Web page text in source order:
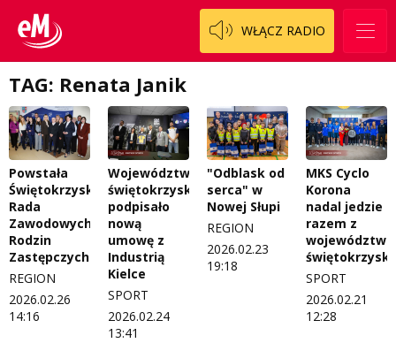
WŁĄCZ RADIO
TAG: Renata Janik
Powstała
Świętokrzyska
Rada
Zawodowych
Rodzin
Zastępczych
REGION
2026.02.26
14:16
Województwo
świętokrzyskie
podpisało
nową
umowę z
Industrią
Kielce
SPORT
2026.02.24
13:41
"Odblask od
serca" w
Nowej Słupi
REGION
2026.02.23
19:18
MKS Cyclo
Korona
nadal jedzie
razem z
SPORT
2026.02.21
12:28